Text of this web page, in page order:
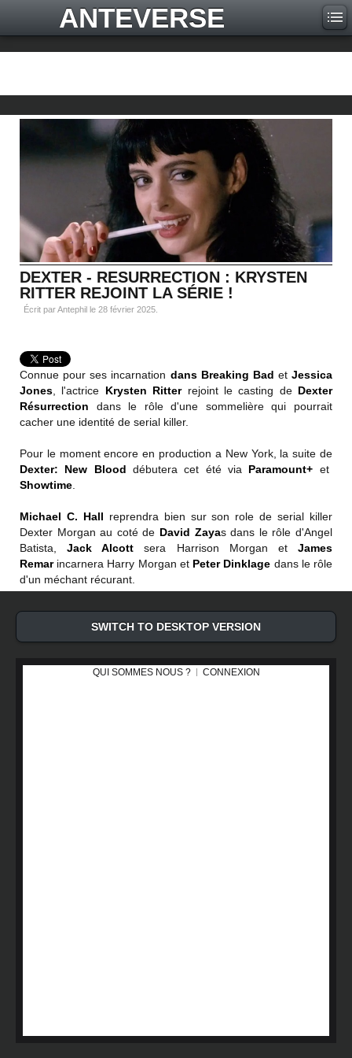
ANTEVERSE
DEXTER - RESURRECTION : KRYSTEN
RITTER REJOINT LA SÉRIE !
Écrit par Antephil le 28 février 2025
Connue pour ses incarnation dans Breaking Bad et Jessica
Jones , l'actrice Krysten Ritterrejoint le casting de Dexter
Résurrection dans le rôle d'une sommelière qui pourrait
cacher une identité de serial killer.
Pour le moment encore en production a New York, la suite de
Dexter: New Blood débutera cet été via Paramount+ et
Showtime
Michael C. Hall reprendra bien sur son role de serial killer
Dexter Morgan au coté de David Zayas dans le rôle d'Angel
Batista,Jack Alcott sera Harrison Morgan etJames
Remarincarnera Harry Morgan et Peter Dinklage dans le rôle
d'un méchant récurant.
SWITCH TO DESKTOP VERSION
QUI SOMMES NOUS ? CONNEXION